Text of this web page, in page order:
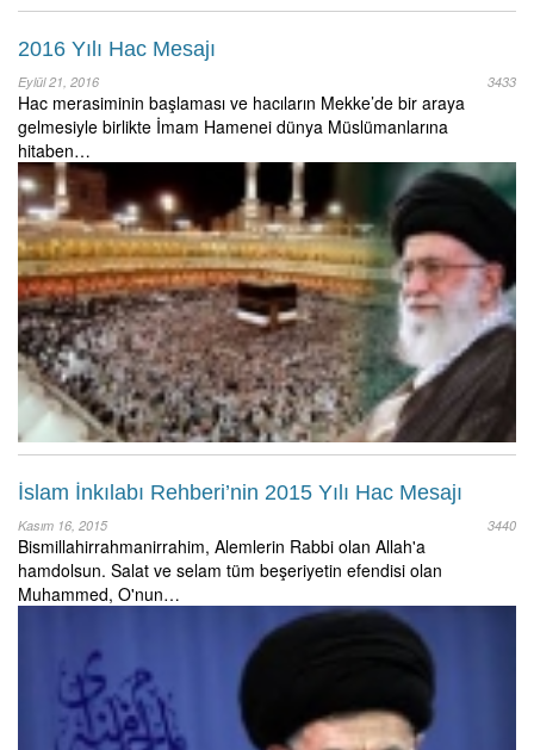
2016 Yılı Hac Mesajı
Eylül 21, 2016 3433
Hac merasiminin başlaması ve hacıların Mekke’de bir araya
gelmesiyle birlikte İmam Hamenei dünya Müslümanlarına
hitaben…
İslam İnkılabı Rehberi’nin 2015 Yılı Hac Mesajı
Kasım 16, 2015 3440
Bismillahirrahmanirrahim, Alemlerin Rabbi olan Allah'a
hamdolsun. Salat ve selam tüm beşeriyetin efendisi olan
Muhammed, O'nun…